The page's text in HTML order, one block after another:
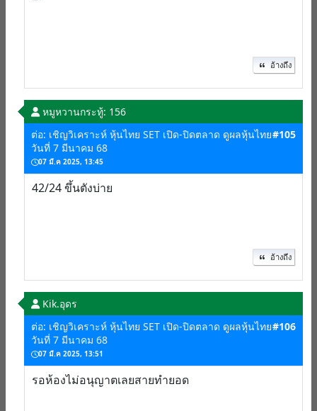
อ้างถึง
หมูหวานกระทู้: 156
ต่อ: เชิญวิเคราะห์ หุ้นไทย SET เปิด-ปิดตลาด ดูผลหุ้นไทย
วันที่ 7 มีนาคม 68
07 มี.ค 2025, 13:45
#105
42/24 ขึ้นตังบ่าย
อ้างถึง
Kik.อุดร
ต่อ: เชิญวิเคราะห์ หุ้นไทย SET เปิด-ปิดตลาด ดูผลหุ้นไทย
วันที่ 7 มีนาคม 68
07 มี.ค 2025, 13:51
#106
รอห้องไม่อนุญาตเลยสายทำยอด